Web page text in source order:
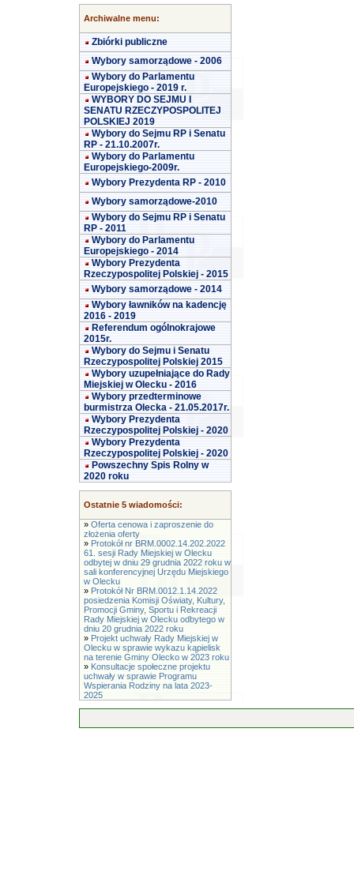
Archiwalne menu:
Zbiórki publiczne
Wybory samorządowe - 2006
Wybory do Parlamentu
Europejskiego - 2019 r.
WYBORY DO SEJMU I
SENATU RZECZYPOSPOLITEJ
POLSKIEJ 2019
Wybory do Sejmu RP i Senatu
RP - 21.10.2007r.
Wybory do Parlamentu
Europejskiego-2009r.
Wybory Prezydenta RP - 2010
Wybory samorządowe-2010
Wybory do Sejmu RP i Senatu
RP - 2011
Wybory do Parlamentu
Europejskiego - 2014
Wybory Prezydenta
Rzeczypospolitej Polskiej - 2015
Wybory samorządowe - 2014
Wybory ławników na kadencję
2016 - 2019
Referendum ogólnokrajowe
2015r.
Wybory do Sejmu i Senatu
Rzeczypospolitej Polskiej 2015
Wybory uzupełniające do Rady
Miejskiej w Olecku - 2016
Wybory przedterminowe
burmistrza Olecka - 21.05.2017r.
Wybory Prezydenta
Rzeczypospolitej Polskiej - 2020
Wybory Prezydenta
Rzeczypospolitej Polskiej - 2020
Powszechny Spis Rolny w
2020 roku
Ostatnie 5 wiadomości:
» Oferta cenowa i zaproszenie do
złożenia oferty
» Protokół nr BRM.0002.14.202.2022
61. sesji Rady Miejskiej w Olecku
odbytej w dniu 29 grudnia 2022 roku w
sali konferencyjnej Urzędu Miejskiego
w Olecku
» Protokół Nr BRM.0012.1.14.2022
posiedzenia Komisji Oświaty, Kultury,
Promocji Gminy, Sportu i Rekreacji
Rady Miejskiej w Olecku odbytego w
dniu 20 grudnia 2022 roku
» Projekt uchwały Rady Miejskiej w
Olecku w sprawie wykazu kąpielisk
na terenie Gminy Olecko w 2023 roku
» Konsultacje społeczne projektu
uchwały w sprawie Programu
Wspierania Rodziny na lata 2023-
2025